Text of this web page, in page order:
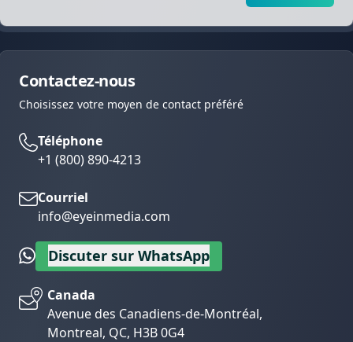
Contactez-nous
Choisissez votre moyen de contact préféré
Téléphone
+1 (800) 890-4213
Courriel
info@eyeinmedia.com
Discuter sur WhatsApp
Canada
Avenue des Canadiens-de-Montréal,
Montreal, QC, H3B 0G4